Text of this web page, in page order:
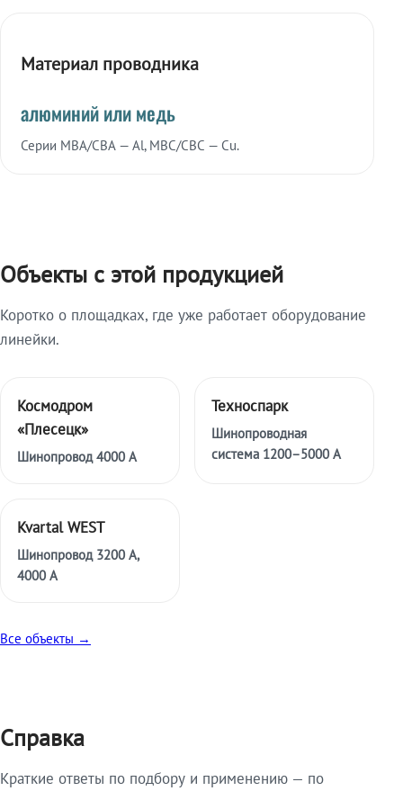
Материал проводника
алюминий или медь
Серии МВА/СВА — Al, МВС/СВС — Cu.
Объекты с этой продукцией
Коротко о площадках, где уже работает оборудование
линейки.
Космодром
«Плесецк»
Шинопровод 4000 А
Техноспарк
Шинопроводная
система 1200–5000 А
Kvartal WEST
Шинопровод 3200 А,
4000 А
Все объекты →
Справка
Краткие ответы по подбору и применению — по